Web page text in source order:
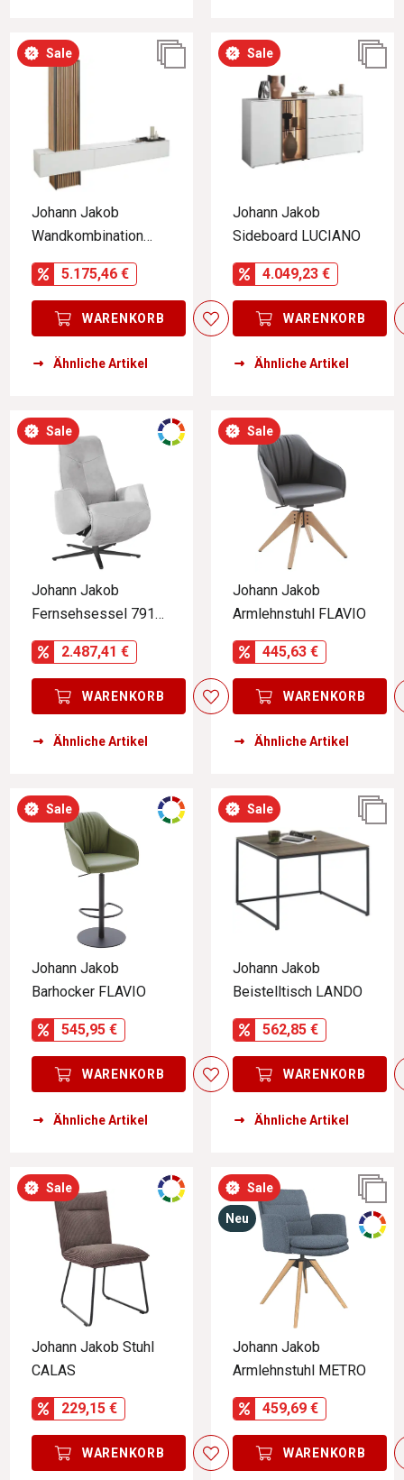
Sale
Johann Jakob
Wandkombination
LUCIANO
5.175,46 €
WARENKORB
Ähnliche Artikel
Sale
Johann Jakob
Sideboard LUCIANO
4.049,23 €
WARENKORB
Ähnliche Artikel
Sale
Johann Jakob
Fernsehsessel 7917
BIELLA STYLE
2.487,41 €
WARENKORB
Ähnliche Artikel
Sale
Johann Jakob
Armlehnstuhl FLAVIO
445,63 €
WARENKORB
Ähnliche Artikel
Sale
Johann Jakob
Barhocker FLAVIO
545,95 €
WARENKORB
Ähnliche Artikel
Sale
Johann Jakob
Beistelltisch LANDO
562,85 €
WARENKORB
Ähnliche Artikel
Sale
Johann Jakob Stuhl
CALAS
229,15 €
WARENKORB
Sale
Neu
Johann Jakob
Armlehnstuhl METRO
459,69 €
WARENKORB